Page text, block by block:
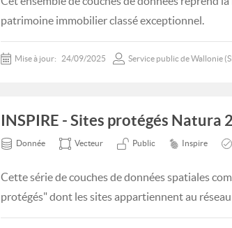
patrimoine immobilier classé exceptionnel.
Mise à jour: 24/09/2025 Service public de Wallonie
INSPIRE - Sites protégés Natura
Donnée Vecteur Public Inspire
Cette série de couches de données spatiales
protégés" dont les sites appartiennent au